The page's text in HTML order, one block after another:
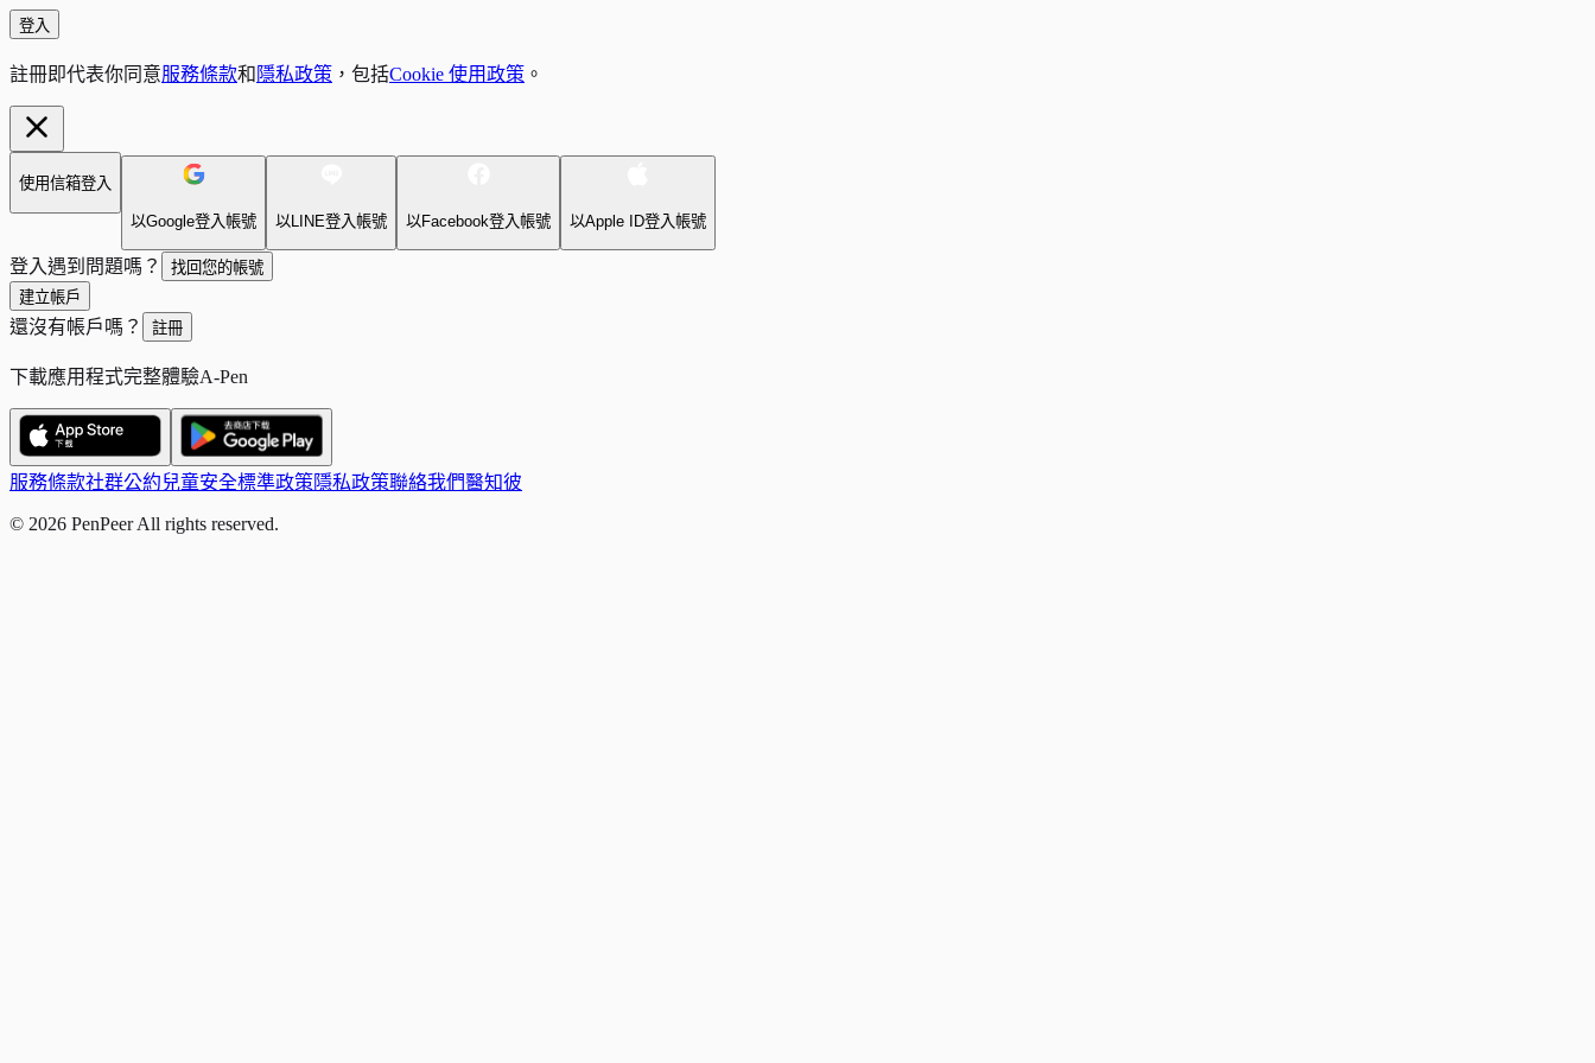
登入
註冊即代表你同意服務條款和 隱私政策 ，包括Cookie 使用政策 。
使用信箱登入
以Google登入帳號 以LINE登入帳號 以Facebook登入帳號 以Apple ID登入帳號
登入遇到問題嗎？
找回您的帳號
建立帳戶
還沒有帳戶嗎？ 註冊
下載應用程式完整體驗A-Pen
服務條款社群公約兒童安全標準政策 隱私政策聯絡我們醫知彼
© 2026 PenPeer All rights reserved.